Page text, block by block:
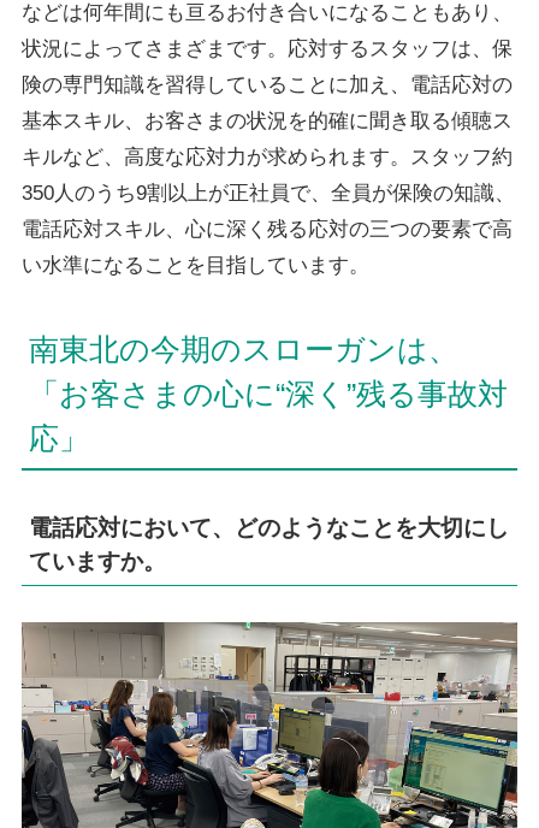
などは何年間にも亘るお付き合いになることもあり、
状況によってさまざまです。応対するスタッフは、保
険の専門知識を習得していることに加え、電話応対の
基本スキル、お客さまの状況を的確に聞き取る傾聴ス
キルなど、高度な応対力が求められます。スタッフ約
350人のうち9割以上が正社員で、全員が保険の知識、
電話応対スキル、心に深く残る応対の三つの要素で高
い水準になることを目指しています。
南東北の今期のスローガンは、
「お客さまの心に“深く”残る事故対
応」
電話応対において、どのようなことを大切にし
ていますか。